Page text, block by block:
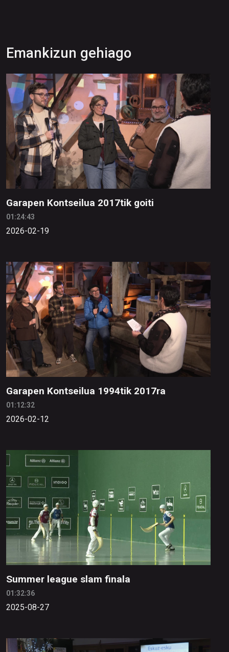
Emankizun gehiago
Garapen Kontseilua 2017tik goiti
01:24:43
2026-02-19
Garapen Kontseilua 1994tik 2017ra
01:12:32
2026-02-12
Summer league slam finala
01:32:36
2025-08-27